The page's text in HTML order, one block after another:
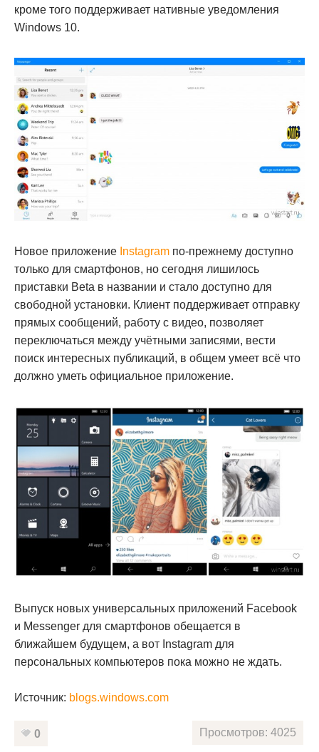
кроме того поддерживает нативные уведомления
Windows 10.
Новое приложение Instagram по-прежнему доступно
только для смартфонов, но сегодня лишилось
приставки Beta в названии и стало доступно для
свободной установки. Клиент поддерживает отправку
прямых сообщений, работу с видео, позволяет
переключаться между учётными записями, вести
поиск интересных публикаций, в общем умеет всё что
должно уметь официальное приложение.
Выпуск новых универсальных приложений Facebook
и Messenger для смартфонов обещается в
ближайшем будущем, а вот Instagram для
персональных компьютеров пока можно не ждать.
Источник: blogs.windows.com
0 Просмотров: 4025